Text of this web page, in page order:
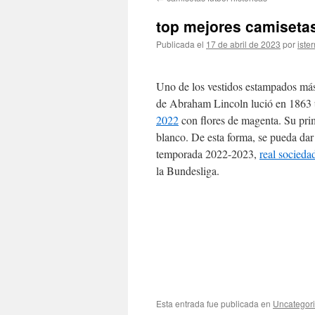
contenido
top mejores
Publicada el 17 de abril de 2023 por
Uno de los vestidos estampados
de Abraham Lincoln lució en 1863
2022con flores de magenta. Su
blanco. De esta forma, se pueda
temporada 2022-2023, real
la Bundesliga.
Esta entrada fue publicada en